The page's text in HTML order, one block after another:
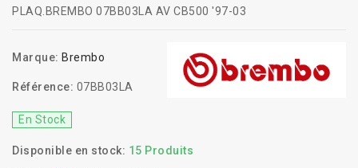
PLAQ.BREMBO 07BB03LA AV CB500 '97-03
Marque: Brembo
Référence: 07BB03LA
En Stock
Disponible en stock: 15 Produits